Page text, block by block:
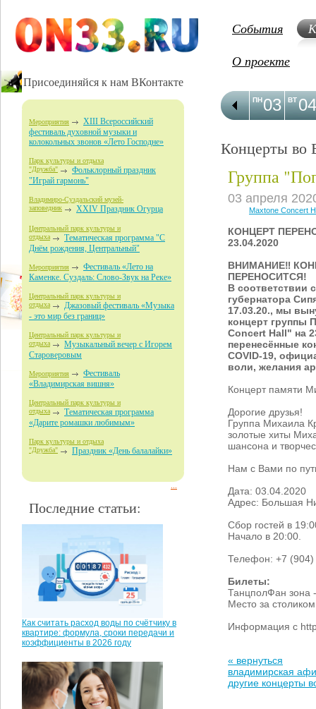
Присоединяйся к нам ВКонтакте
Мероприятия
XIII Всероссийский
фестиваль духовной музыки и
колокольных звонов «Лето Господне»
Парк культуры и отдыха
"Дружба"
Фольклорный праздник
"Играй гармонь"
Владимиро-Суздальский музей-
заповедник XXIV Праздник Огурца
Центральный парк культуры и
отдыха
Тематическая программа "С
Днём рождения, Центральный"
Мероприятия
Фестиваль «Лето на
Каменке. Суздаль: Слово-Звук на Реке»
Центральный парк культуры и
отдыха
Джазовый фестиваль «Музыка
- это мир без границ»
Центральный парк культуры и
отдыха
Музыкальный вечер с Игорем
Староверовым
Мероприятия
Фестиваль
«Владимирская вишня»
Центральный парк культуры и
отдыха
Тематическая программа
«Дарите ромашки любимым»
Парк культуры и отдыха
"Дружба" Праздник «День балалайки»
Последние статьи:
Как считать расход воды по счётчику в
квартире: формула, сроки передачи и
коэффициенты в 2026 году
События
О проекте
03
ПН 04
ВТ
Концерты во
Группа
03 апреля
Maxtone Concert
КОНЦЕРТ
23.04.2020
ВНИМАНИЕ‼
ПЕРЕНОСИТСЯ!
В соответствии
губернатора
17.03.20., мы
концерт группы
Concert Hall" на
перенесённые
COVID-19,
воли, желания
Концерт памяти
Дорогие друзья!
Группа Михаила
золотые хиты
шансона и
Нам с Вами по
Дата: 03.04.2020
Адрес: Большая
Сбор гостей в
Начало в 20:00.
Телефон: +7 (904)
Билеты:
ТанцполФан зона
Место за
Информация с
« вернуться
владимирская
другие концерты